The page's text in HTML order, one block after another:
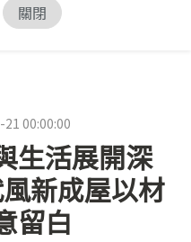
關閉
00:00:00
生活展開深
新成屋以材
留白